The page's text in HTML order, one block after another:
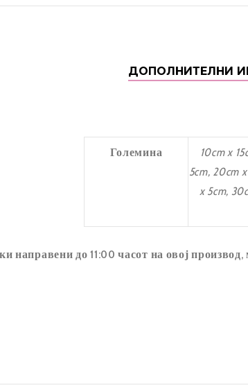
ДОПОЛНИТЕЛНИ
Големина
10cm x
5cm, 20cm
x 5cm,
направени до 11:00 часот на овој